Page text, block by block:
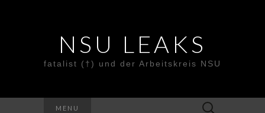
NSU LEAKS
fatalist (†) und der Arbeitskreis NSU
MENU
Suche